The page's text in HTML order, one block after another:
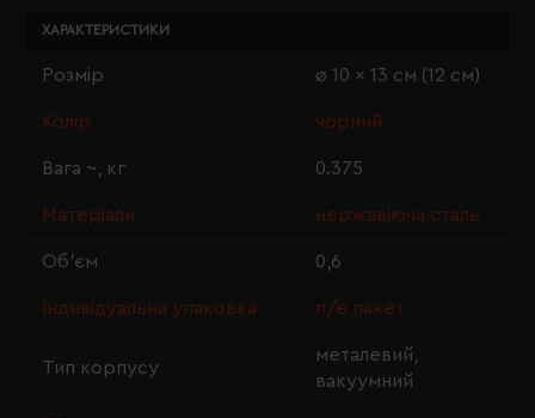
ХАРАКТЕРИСТИКИ
Розмір ø 10 x 13 см (12 см)
Колір чорний
Вага ~, кг 0.375
Матеріали нержавіюча сталь
Об'єм 0,6
Індивідуальна упаковка п/е пакет
Тип корпусу
металевий,
вакуумний